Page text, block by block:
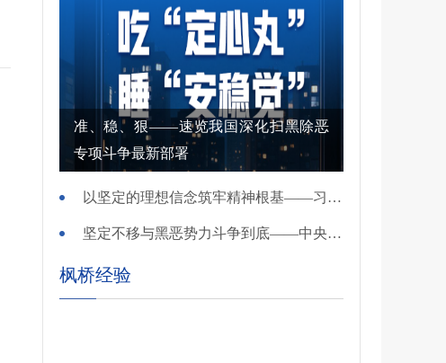
准、稳、狠——速览我国深化扫黑除恶
专项斗争最新部署
以坚定的理想信念筑牢精神根基——习近平党建思想理论品格系列述评之一
坚定不移与黑恶势力斗争到底——中央政法委负责同志就开展深化扫黑除恶专项斗争有关问题答记者问
枫桥经验